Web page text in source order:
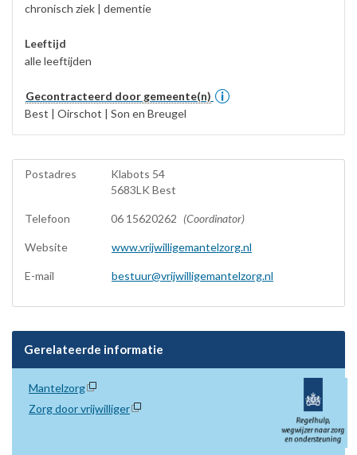
chronisch ziek | dementie
Leeftijd
alle leeftijden
Gecontracteerd door gemeente(n)
Best | Oirschot | Son en Breugel
Postadres
Klabots 54
5683LK Best
Telefoon 06 15620262 (Coordinator)
Website www.vrijwilligemantelzorg.nl
E-mail bestuur@vrijwilligemantelzorg.nl
Gerelateerde informatie
Mantelzorg
Zorg door vrijwilliger